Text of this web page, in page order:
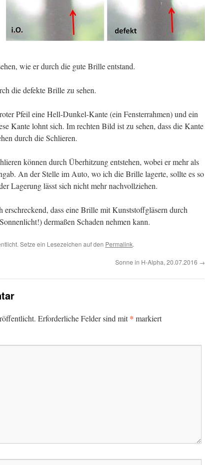
wie er durch die gute Brille entstand.
die defekte Brille zu sehen.
Pfeil eine Hell-Dunkel-Kante (ein Fensterrahmen) und ein
Kante lohnt sich. Im rechten Bild ist zu sehen, dass die Kante
durch die Schlieren.
können durch Überhitzung entstehen, wobei er mehr als
An der Stelle im Auto, wo ich die Brille lagerte, sollte es so
Lagerung lässt sich nicht mehr nachvollziehen.
erschreckend, dass eine Brille mit Kunststoffgläsern durch
dermaßen Schaden nehmen kann.
Setze ein Lesezeichen auf den Permalink.
Sonne in H-Alpha, 20.07.2016 →
Erforderliche Felder sind mit* markiert